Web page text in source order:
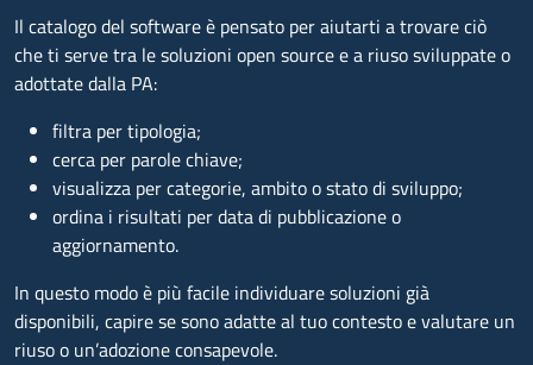
Il catalogo del software è pensato per aiutarti a trovare ciò
che ti serve tra le soluzioni open source e a riuso sviluppate o
adottate dalla PA:
filtra per tipologia;
cerca per parole chiave;
visualizza per categorie, ambito o stato di sviluppo;
ordina i risultati per data di pubblicazione o
aggiornamento.
In questo modo è più facile individuare soluzioni già
disponibili, capire se sono adatte al tuo contesto e valutare un
riuso o un’adozione consapevole.